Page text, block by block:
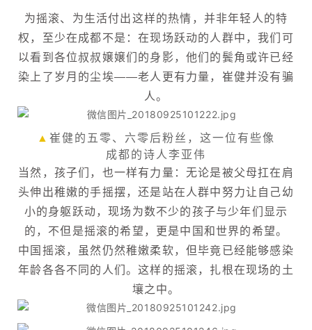
为摇滚、为生活付出这样的热情，并非年轻人的特
权，至少在成都不是：在现场跃动的人群中，我们可
以看到各位叔叔嬢嬢们的身影，他们的鬓角或许已经
染上了岁月的尘埃——老人更有力量，崔健并没有骗
人。
▲ 崔健的五零、六零后粉丝，这一位有些像
成都的诗人李亚伟
当然，孩子们，也一样有力量：无论是被父母扛在肩
头伸出稚嫩的手摇摆，还是站在人群中努力让自己幼
小的身躯跃动，现场为数不少的孩子与少年们显示
的，不但是摇滚的希望，更是中国和世界的希望。
中国摇滚，虽然仍然稚嫩柔软，但毕竟已经能够感染
年龄各各不同的人们。这样的摇滚，扎根在现场的土
壤之中。